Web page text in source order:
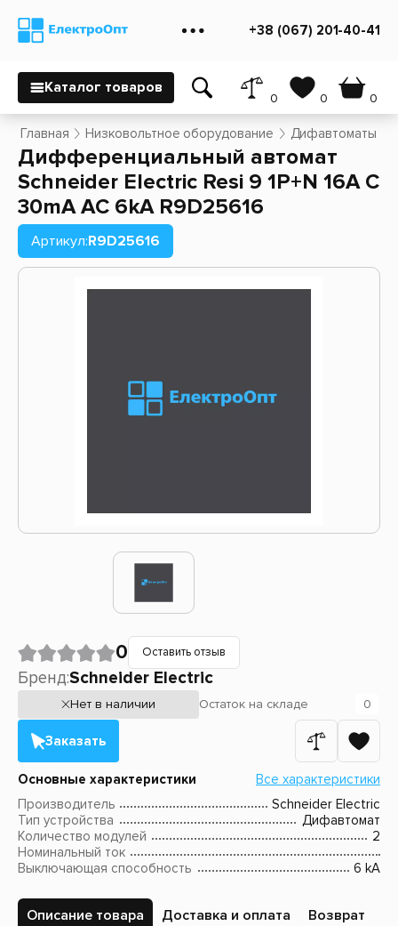
+38 (067) 201-40-41
Каталог товаров
0 0 0
Главная Низковольтное оборудование Дифавтоматы
Дифференциальный автомат
Schneider Electric Resi 9 1P+N 16A C
30mA АC 6kA R9D25616
Артикул:R9D25616
0 Оставить отзыв
Бренд:Schneider Electric
Нет в наличии Остаток на складе 0
Заказать
Основные характеристики
Все характеристики
Производитель
Schneider Electric
Тип устройства
Дифавтомат
Количество модулей
2
Номинальный ток
Выключающая способность
6 kA
Описание товара Доставка и оплата
Возврат